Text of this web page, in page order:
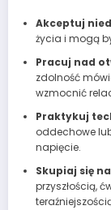
Akceptuj
życia i mogą
Pracuj nad
zdolność
wzmocnić
Praktykuj
oddechowe
napięcie.
Skupiaj się
przyszłością,